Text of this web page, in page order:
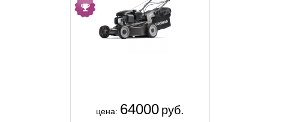
цена: 64000 руб.